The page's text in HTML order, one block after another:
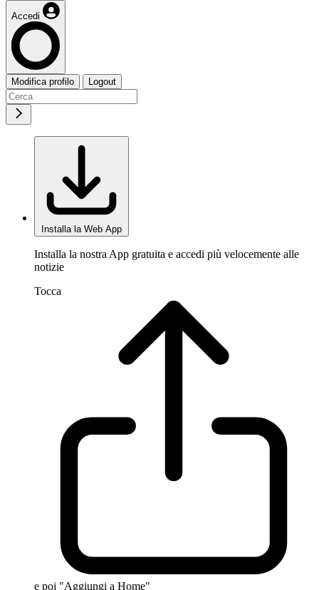
Accedi
Modifica profilo Logout
Installa la Web App
Installa la nostra App gratuita e accedi più velocemente alle
notizie
Tocca
e poi "Aggiungi a Home"